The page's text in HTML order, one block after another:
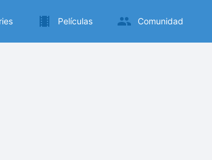
Películas Comunidad